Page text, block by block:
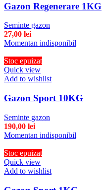
Gazon Regenerare 1KG
Seminte gazon
27,00 lei
Momentan indisponibil
Stoc epuizat
Quick view
Add to wishlist
Gazon Sport 10KG
Seminte gazon
190,00 lei
Momentan indisponibil
Stoc epuizat
Quick view
Add to wishlist